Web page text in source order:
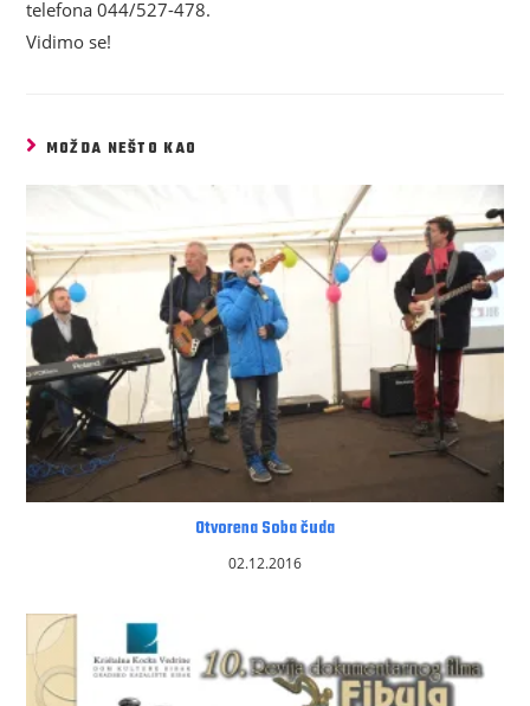
telefona 044/527-478.
Vidimo se!
MOŽDA NEŠTO KAO
Otvorena Soba čuda
02.12.2016